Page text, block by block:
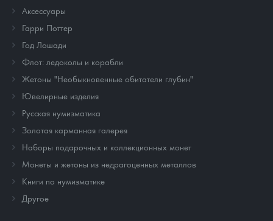
Аксессуары
Гарри Поттер
Год Лошади
Флот: ледоколы и корабли
Жетоны "Необыкновенные обитатели глубин"
Ювелирные изделия
Русская нумизматика
Золотая карманная галерея
Наборы подарочных и коллекционных монет
Монеты и жетоны из недрагоценных металлов
Книги по нумизматике
Другое